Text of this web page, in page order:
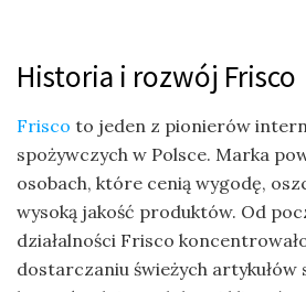
Historia i rozwój Frisco
Frisco to jeden z pionierów
spożywczych w Polsce. Marka
osobach, które cenią wygodę,
wysoką jakość produktów. Od
działalności Frisco
dostarczaniu świeżych artykułów